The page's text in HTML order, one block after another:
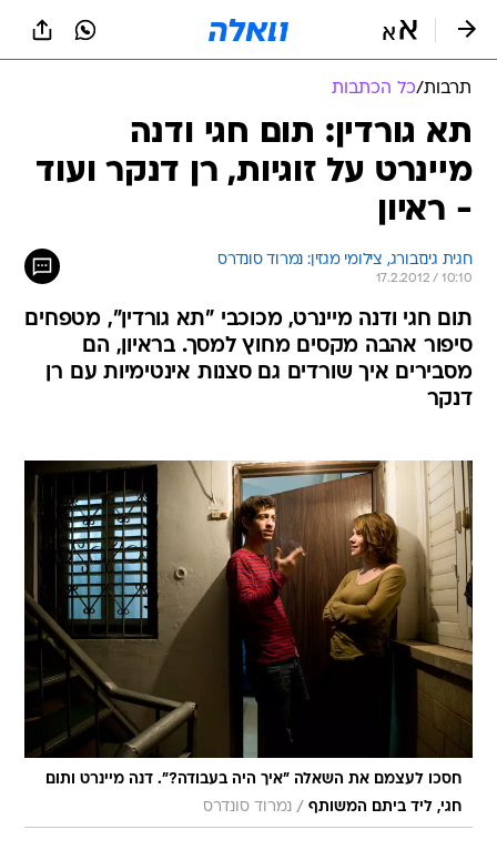
תרבות/כל הכתבות
תא גורדין: תום חגי ודנה
מיינרט על זוגיות, רן דנקר ועוד
- ראיון
חגית גינזבורג, צילומי מגזין: נמרוד סונדרס
17.2.2012 / 10:10
תום חגי ודנה מיינרט, מכוכבי "תא גורדין", מטפחים
סיפור אהבה מקסים מחוץ למסך. בראיון, הם
מסבירים איך שורדים גם סצנות אינטימיות עם רן
דנקר
חסכו לעצמם את השאלה "איך היה בעבודה?". דנה מיינרט ותום
חגי, ליד ביתם המשותף / נמרוד סונדרס